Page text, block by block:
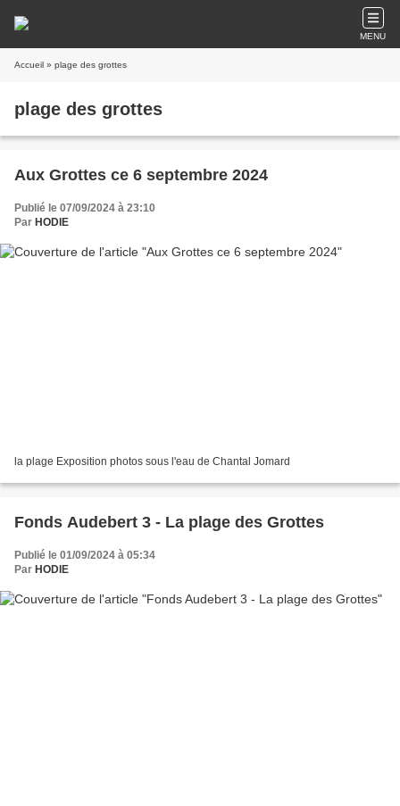
MENU
Accueil » plage des grottes
plage des grottes
Aux Grottes ce 6 septembre 2024
Publié le 07/09/2024 à 23:10
Par HODIE
la plage Exposition photos sous l'eau de Chantal Jomard
Fonds Audebert 3 - La plage des Grottes
Publié le 01/09/2024 à 05:34
Par HODIE